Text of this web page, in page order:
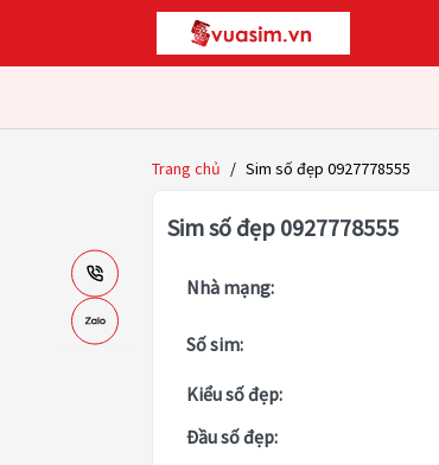
Trang chủ / Sim số đẹp 0927778555
Sim số đẹp 0927778555
Nhà mạng:
Số sim:
Kiểu số đẹp:
Đầu số đẹp: